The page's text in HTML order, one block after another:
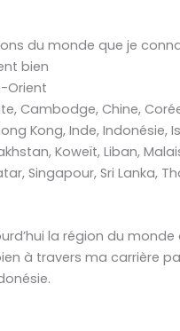
du monde que je
bien
Orient
Cambodge, Chine,
Kong, Inde, Indonésie,
Koweït, Liban,
Singapour, Sri Lanka,
la région du
à travers ma carrière